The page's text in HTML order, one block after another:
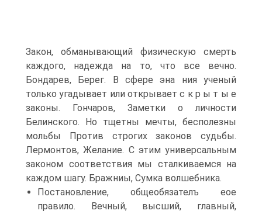
Закон, обманывающий физическую смерть
каждого, надежда на то, что все вечно.
Бондарев, Берег. В сфере эна ния ученый
только угадывает или открывает с к р ы т ы е
законы. Гончаров, Заметки о личности
Белинского. Но тщетны мечты, бесполезны
мольбы Против строгих законов судьбы.
Лермонтов, Желание. С этим универсальным
законом соответствия мы сталкиваемся на
каждом шагу. Бражниы, Сумка волшебника.
Постановление, общеобязателъ еое
правило. Вечный, высший, главный,